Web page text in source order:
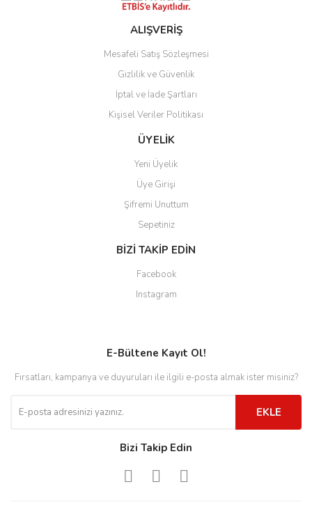
ALIŞVERİŞ
Mesafeli Satış Sözleşmesi
Gizlilik ve Güvenlik
İptal ve İade Şartları
Kişisel Veriler Politikası
ÜYELİK
Yeni Üyelik
Üye Girişi
Şifremi Unuttum
Sepetiniz
BİZİ TAKİP EDİN
Facebook
Instagram
E-Bültene Kayıt Ol!
Fırsatları, kampanya ve duyuruları ile ilgili e-posta almak ister misiniz?
EKLE
Bizi Takip Edin